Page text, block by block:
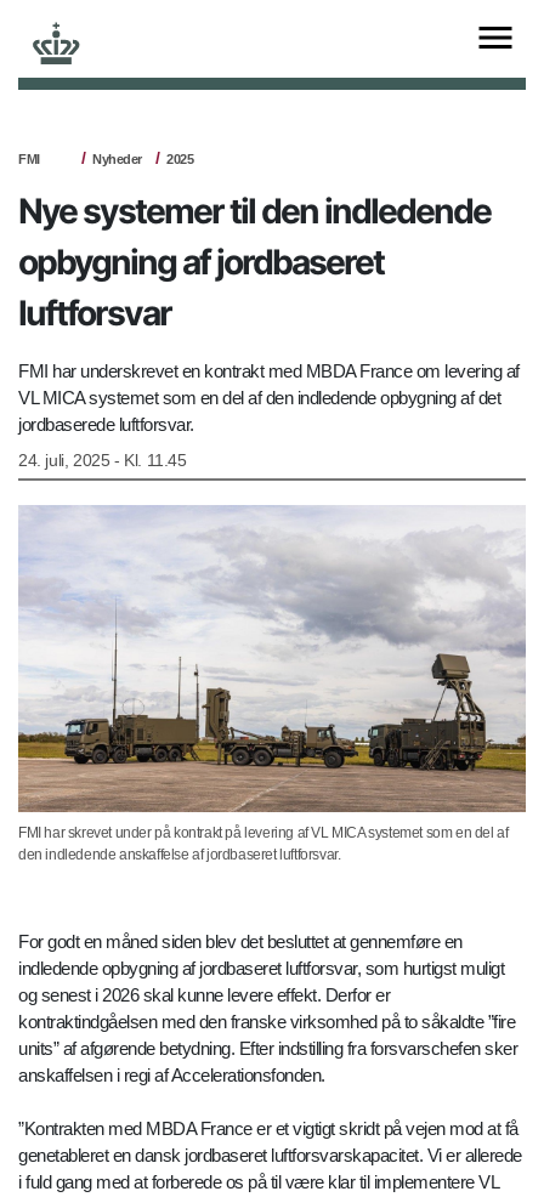
FMI Nyheder 2025
Nye systemer til den indledende
opbygning af jordbaseret
luftforsvar
FMI har underskrevet en kontrakt med MBDA France om levering af
VL MICA systemet som en del af den indledende opbygning af det
jordbaserede luftforsvar.
24. juli, 2025 - Kl. 11.45
FMI har skrevet under på kontrakt på levering af VL MICA systemet som en del af
den indledende anskaffelse af jordbaseret luftforsvar.
For godt en måned siden blev det besluttet at gennemføre en
indledende opbygning af jordbaseret luftforsvar, som hurtigst muligt
og senest i 2026 skal kunne levere effekt. Derfor er
kontraktindgåelsen med den franske virksomhed på to såkaldte ”fire
units” af afgørende betydning. Efter indstilling fra forsvarschefen sker
anskaffelsen i regi af Accelerationsfonden.
”Kontrakten med MBDA France er et vigtigt skridt på vejen mod at få
genetableret en dansk jordbaseret luftforsvarskapacitet. Vi er allerede
i fuld gang med at forberede os på til være klar til implementere VL